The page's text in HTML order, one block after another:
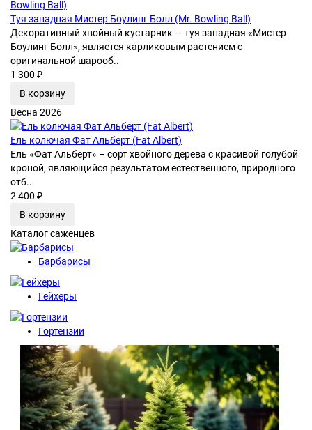
Туя западная Мистер Боулинг Болл (Mr. Bowling Ball)
Декоративный хвойный кустарник — туя западная «Мистер
Боулинг Болл», является карликовым растением с
оригинальной шарооб..
1 300 ₽
В корзину
Весна 2026
Ель колючая Фат Альберт (Fat Albert)
Ель «Фат Альберт» – сорт хвойного дерева с красивой голубой
кроной, являющийся результатом естественного, природного
отб..
2 400 ₽
В корзину
Каталог саженцев
Барбарисы
Гейхеры
Гортензии